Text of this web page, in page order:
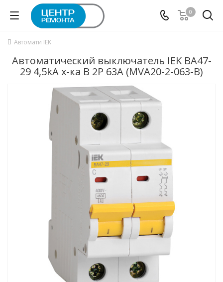
0
Автомати IEK
Автоматический выключатель IEK ВА47-
29 4,5kA х-ка B 2P 63А (MVA20-2-063-B)